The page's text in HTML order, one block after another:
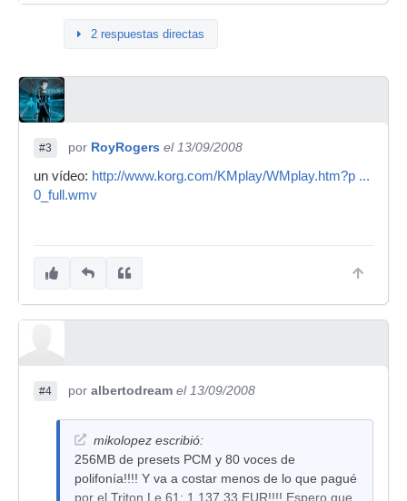
2 respuestas directas
#3 por RoyRogers el 13/09/2008
un vídeo: http://www.korg.com/KMplay/WMplay.htm?p ...
0_full.wmv
#4 por albertodream el 13/09/2008
mikolopez escribió:
256MB de presets PCM y 80 voces de
polifonía!!!! Y va a costar menos de lo que pagué
por el Triton Le 61: 1,137.33 EUR!!!! Espero que